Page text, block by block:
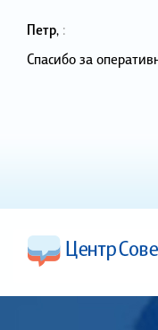
Петр, :
Спасибо за